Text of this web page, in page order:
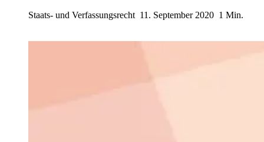
Staats- und Verfassungsrecht 11. September 2020 1 Min.